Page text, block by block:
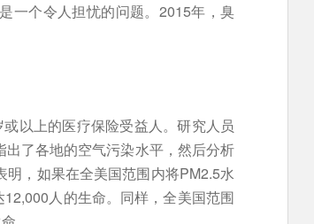
一个令人担忧的问题。2015年，臭
以上的医疗保险受益人。研究人员
了各地的空气污染水平，然后分析
，如果在全美国范围内将PM2.5水
人的生命。同样，全美国范围